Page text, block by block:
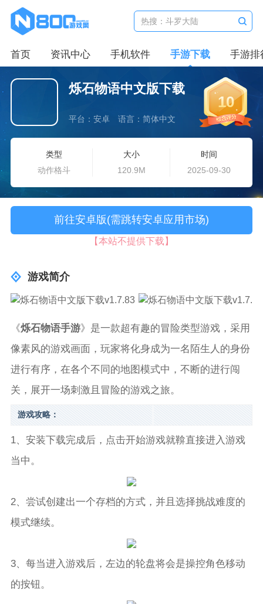
首页 资讯中心 手机软件 手游下载 手游排
烁石物语中文版下载
平台：安卓 语言：简体中文
10
类型
动作格斗
大小
120.9M
时间
2025-09-30
前往安卓版(需跳转安卓应用市场)
【本站不提供下载】
游戏简介
《烁石物语手游》是一款超有趣的冒险类型游戏，采用
像素风的游戏画面，玩家将化身成为一名陌生人的身份
进行有序，在各个不同的地图模式中，不断的进行闯
关，展开一场刺激且冒险的游戏之旅。
游戏攻略：
1、安装下载完成后，点击开始游戏就鞥直接进入游戏
当中。
2、尝试创建出一个存档的方式，并且选择挑战难度的
模式继续。
3、每当进入游戏后，左边的轮盘将会是操控角色移动
的按钮。